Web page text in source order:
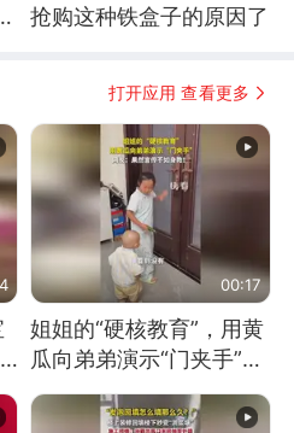
抢购这种铁盒子的原因了
打开应用 查看更多
00:17
姐姐的“硬核教育”，用黄
瓜向弟弟演示“门夹手”，
网友：果然言传不如身
教！